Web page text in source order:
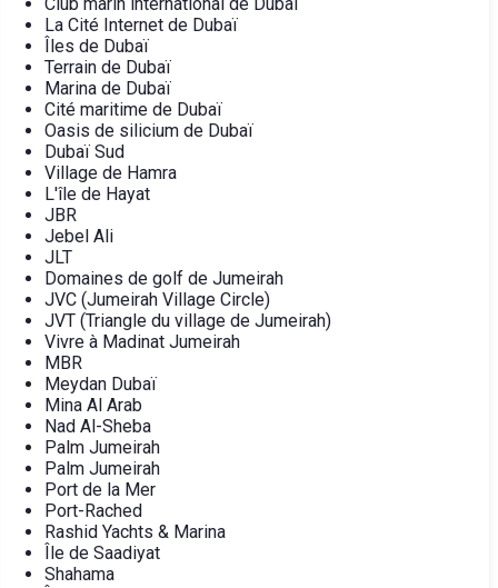
La Cité Internet de Dubaï
Îles de Dubaï
Terrain de Dubaï
Marina de Dubaï
Cité maritime de Dubaï
Oasis de silicium de Dubaï
Dubaï Sud
Village de Hamra
L'île de Hayat
JBR
Jebel Ali
JLT
Domaines de golf de Jumeirah
JVC (Jumeirah Village Circle)
JVT (Triangle du village de Jumeirah)
Vivre à Madinat Jumeirah
MBR
Meydan Dubaï
Mina Al Arab
Nad Al-Sheba
Palm Jumeirah
Palm Jumeirah
Port de la Mer
Port-Rached
Rashid Yachts & Marina
Île de Saadiyat
Shahama